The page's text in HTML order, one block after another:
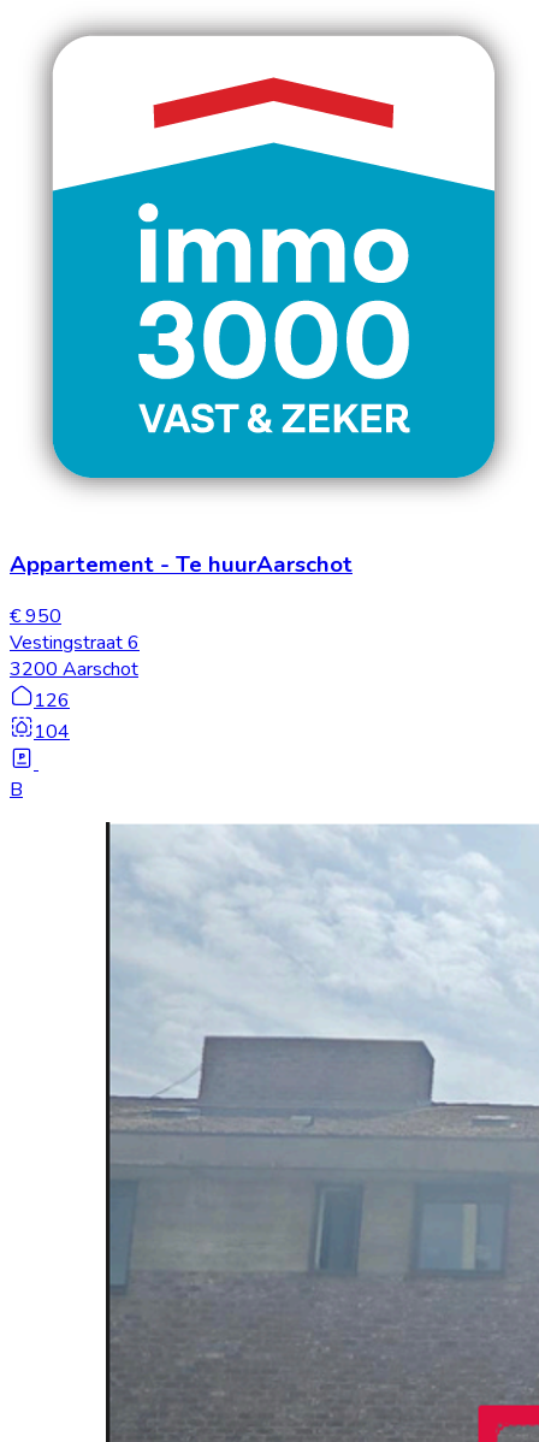
Appartement - Te huurAarschot
€ 950
Vestingstraat 6
3200 Aarschot
126
104
B